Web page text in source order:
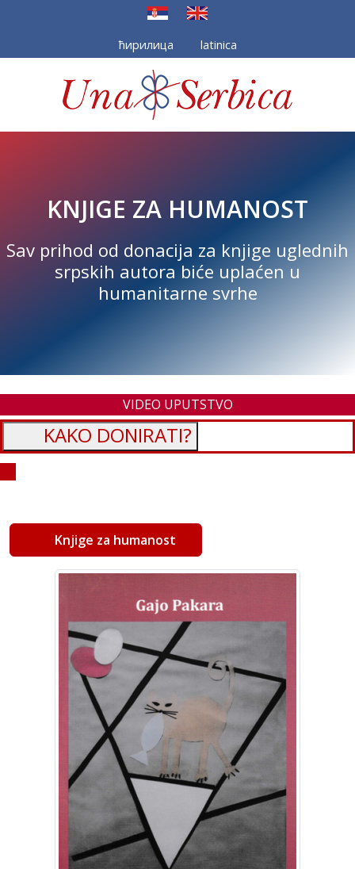
ћирилица latinica
KNJIGE ZA HUMANOST
Sav prihod od donacija za knjige uglednih
srpskih autora biće uplaćen u
humanitarne svrhe
VIDEO UPUTSTVO
KAKO DONIRATI?
Knjige za humanost